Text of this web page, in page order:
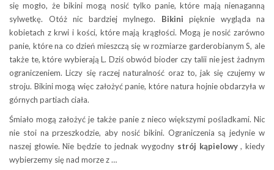
się mogło, że bikini mogą nosić tylko panie, które mają nienaganną
sylwetkę. Otóż nic bardziej mylnego. Bikini pięknie wygląda na
kobietach z krwi i kości, które mają krągłości. Mogą je nosić zarówno
panie, które na co dzień mieszczą się w rozmiarze garderobianym S, ale
także te, które wybierają L. Dziś obwód bioder czy talii nie jest żadnym
ograniczeniem. Liczy się raczej naturalność oraz to, jak się czujemy w
stroju. Bikini mogą więc założyć panie, które natura hojnie obdarzyła w
górnych partiach ciała.
Śmiało mogą założyć je także panie z nieco większymi pośladkami. Nic
nie stoi na przeszkodzie, aby nosić bikini. Ograniczenia są jedynie w
naszej głowie. Nie będzie to jednak wygodny strój kąpielowy, kiedy
wybierzemy się nad morze z …